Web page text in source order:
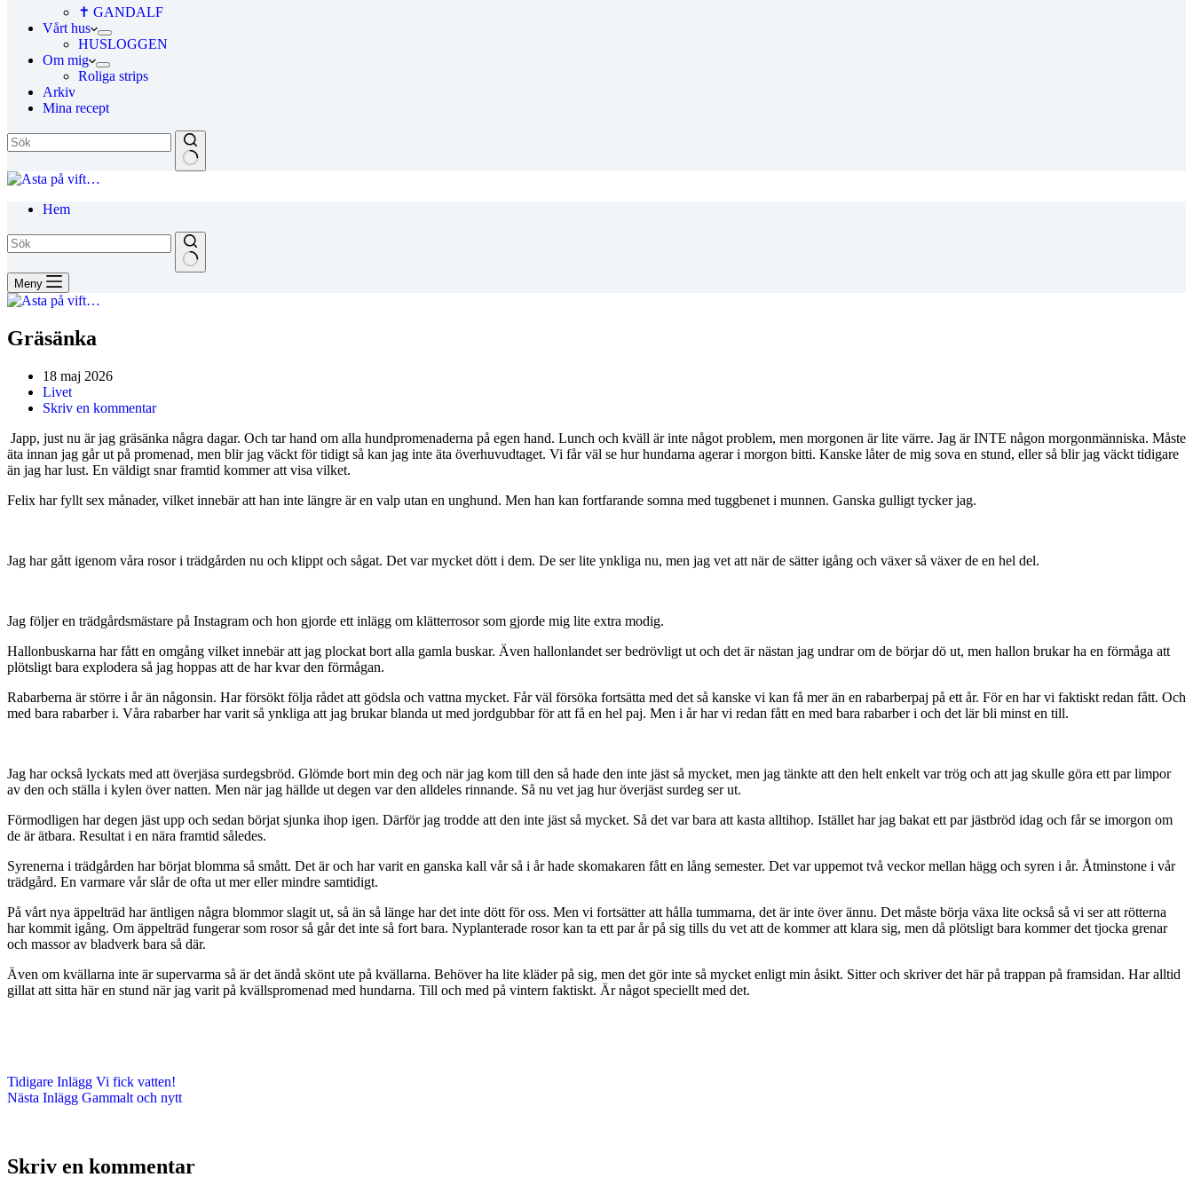
✝ GANDALF
Vårt hus
HUSLOGGEN
Om mig
Roliga strips
Arkiv
Mina recept
Hem
Meny
Gräsänka
18 maj 2026
Livet
Skriv en kommentar
Japp, just nu är jag gräsänka några dagar. Och tar hand om alla hundpromenaderna på egen hand. Lunch och kväll är inte något problem, men morgonen är lite värre. Jag är INTE någon morgonmänniska. Måste
äta innan jag går ut på promenad, men blir jag väckt för tidigt så kan jag inte äta överhuvudtaget. Vi får väl se hur hundarna agerar i morgon bitti. Kanske låter de mig sova en stund, eller så blir jag väckt tidigare
än jag har lust. En väldigt snar framtid kommer att visa vilket.
Felix har fyllt sex månader, vilket innebär att han inte längre är en valp utan en unghund. Men han kan fortfarande somna med tuggbenet i munnen. Ganska gulligt tycker jag.
Jag har gått igenom våra rosor i trädgården nu och klippt och sågat. Det var mycket dött i dem. De ser lite ynkliga nu, men jag vet att när de sätter igång och växer så växer de en hel del.
Jag följer en trädgårdsmästare på Instagram och hon gjorde ett inlägg om klätterrosor som gjorde mig lite extra modig.
Hallonbuskarna har fått en omgång vilket innebär att jag plockat bort alla gamla buskar. Även hallonlandet ser bedrövligt ut och det är nästan jag undrar om de börjar dö ut, men hallon brukar ha en förmåga att
plötsligt bara explodera så jag hoppas att de har kvar den förmågan.
Rabarberna är större i år än någonsin. Har försökt följa rådet att gödsla och vattna mycket. Får väl försöka fortsätta med det så kanske vi kan få mer än en rabarberpaj på ett år. För en har vi faktiskt redan fått. Och
med bara rabarber i. Våra rabarber har varit så ynkliga att jag brukar blanda ut med jordgubbar för att få en hel paj. Men i år har vi redan fått en med bara rabarber i och det lär bli minst en till.
Jag har också lyckats med att överjäsa surdegsbröd. Glömde bort min deg och när jag kom till den så hade den inte jäst så mycket, men jag tänkte att den helt enkelt var trög och att jag skulle göra ett par limpor
av den och ställa i kylen över natten. Men när jag hällde ut degen var den alldeles rinnande. Så nu vet jag hur överjäst surdeg ser ut.
Förmodligen har degen jäst upp och sedan börjat sjunka ihop igen. Därför jag trodde att den inte jäst så mycket. Så det var bara att kasta alltihop. Istället har jag bakat ett par jästbröd idag och får se imorgon om
de är ätbara. Resultat i en nära framtid således.
Syrenerna i trädgården har börjat blomma så smått. Det är och har varit en ganska kall vår så i år hade skomakaren fått en lång semester. Det var uppemot två veckor mellan hägg och syren i år. Åtminstone i vår
trädgård. En varmare vår slår de ofta ut mer eller mindre samtidigt.
På vårt nya äppelträd har äntligen några blommor slagit ut, så än så länge har det inte dött för oss. Men vi fortsätter att hålla tummarna, det är inte över ännu. Det måste börja växa lite också så vi ser att rötterna
har kommit igång. Om äppelträd fungerar som rosor så går det inte så fort bara. Nyplanterade rosor kan ta ett par år på sig tills du vet att de kommer att klara sig, men då plötsligt bara kommer det tjocka grenar
och massor av bladverk bara så där.
Även om kvällarna inte är supervarma så är det ändå skönt ute på kvällarna. Behöver ha lite kläder på sig, men det gör inte så mycket enligt min åsikt. Sitter och skriver det här på trappan på framsidan. Har alltid
gillat att sitta här en stund när jag varit på kvällspromenad med hundarna. Till och med på vintern faktiskt. Är något speciellt med det.
Tidigare Inlägg Vi fick vatten!
Nästa Inlägg Gammalt och nytt
Skriv en kommentar